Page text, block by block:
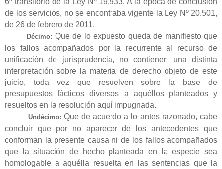
de los servicios, no se encontraba vigente la Ley Nº 20.501,
de 26 de febrero de 2011.
Décimo: Que de lo expuesto queda de manifiesto que
los fallos acompañados por la recurrente al recurso de
unificación de jurisprudencia, no contienen una distinta
interpretación sobre la materia de derecho objeto de este
juicio, toda vez que resuelven sobre la base de
presupuestos fácticos diversos a aquéllos planteados y
resueltos en la resolución aquí impugnada.
Undécimo: Que de acuerdo a lo antes razonado, cabe
concluir que por no aparecer de los antecedentes que
conforman la presente causa ni de los fallos acompañados
que la situación de hecho planteada en la especie sea
homologable a aquélla resuelta en las sentencias que la